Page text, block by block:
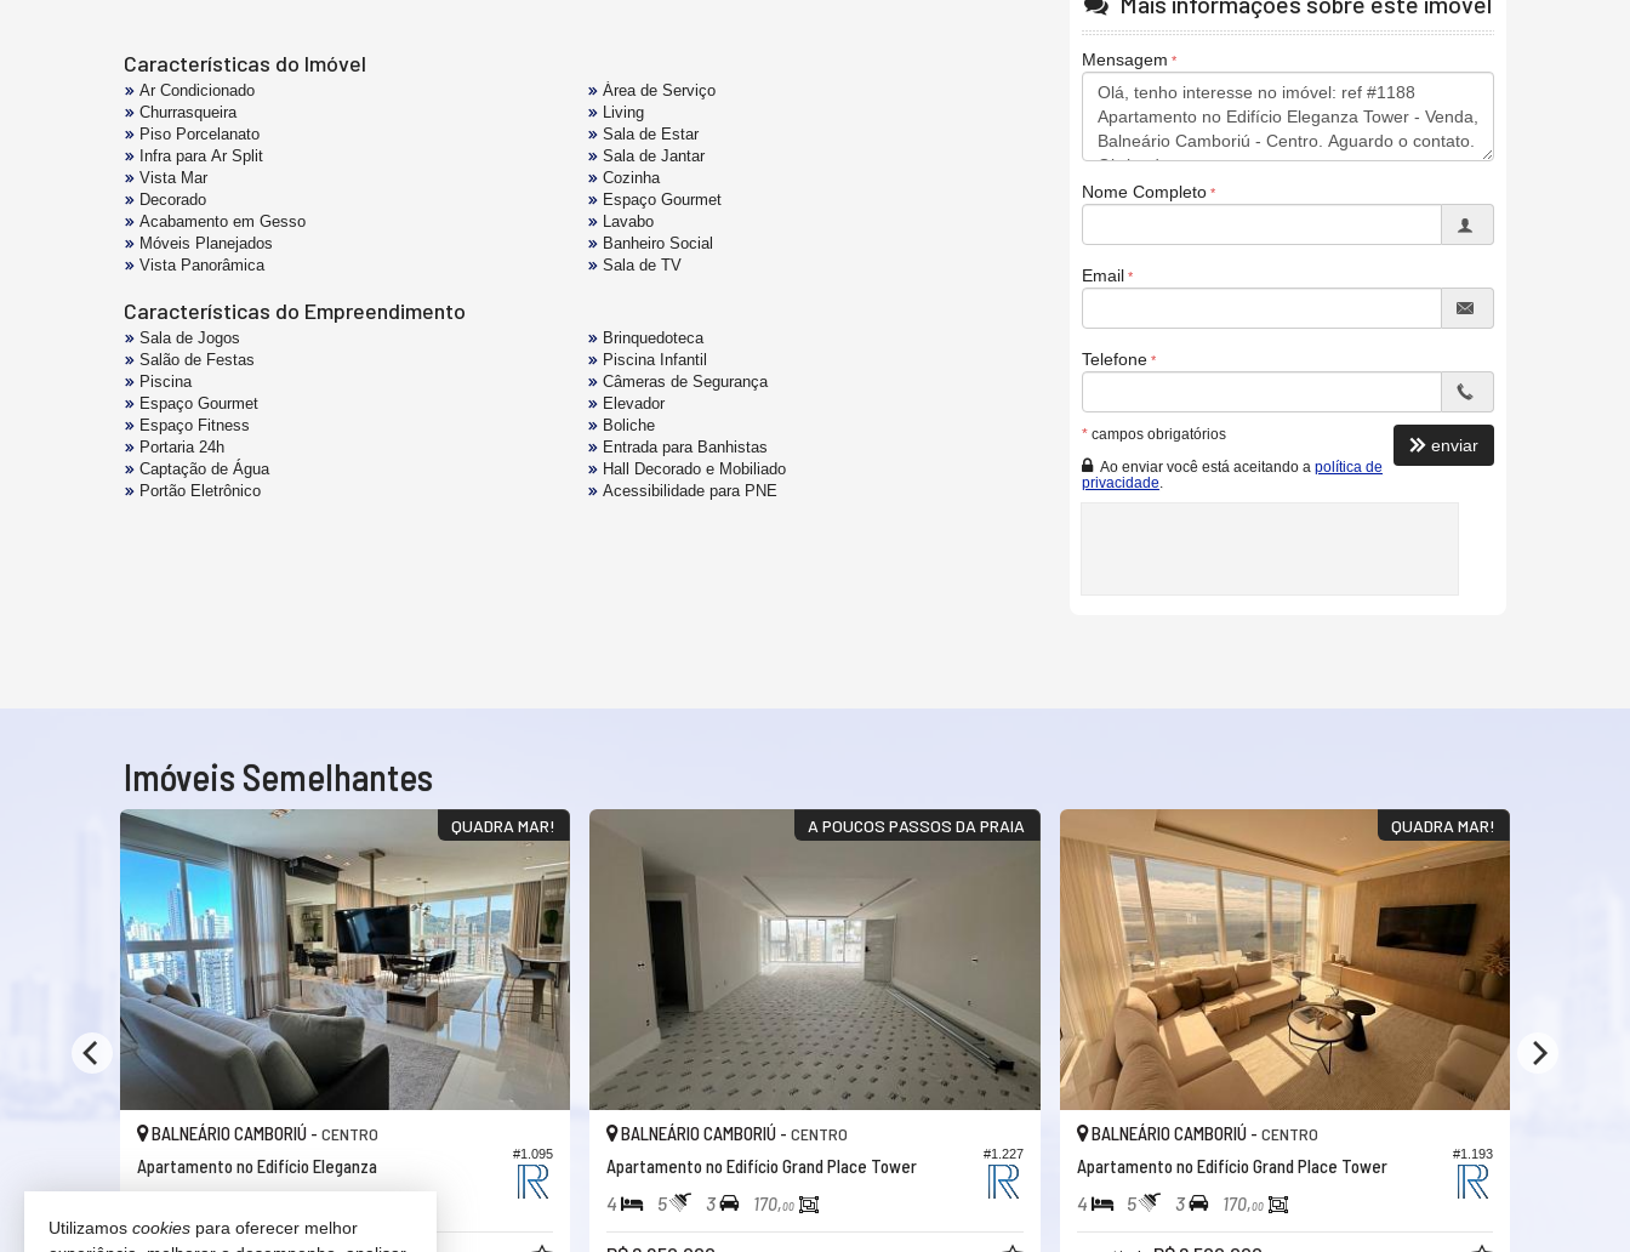
Características do Imóvel
Ar Condicionado
Churrasqueira
Piso Porcelanato
Infra para Ar Split
Vista Mar
Decorado
Acabamento em Gesso
Móveis Planejados
Vista Panorâmica
Área de Serviço
Living
Sala de Estar
Sala de Jantar
Cozinha
Espaço Gourmet
Lavabo
Banheiro Social
Sala de TV
Características do Empreendimento
Sala de Jogos
Salão de Festas
Piscina
Espaço Gourmet
Espaço Fitness
Portaria 24h
Captação de Água
Portão Eletrônico
Brinquedoteca
Piscina Infantil
Câmeras de Segurança
Elevador
Boliche
Entrada para Banhistas
Hall Decorado e Mobiliado
Acessibilidade para PNE
Mensagem
Nome Completo
Email
Telefone
* campos obrigatórios
Ao enviar você está aceitando a política de
privacidade
enviar
Imóveis Semelhantes
QUADRA MAR!
#1.095
BALNEÁRIO CAMBORIÚ - CENTRO
Apartamento no Edifício Eleganza
A POUCOS PASSOS DA PRAIA
#1.227
BALNEÁRIO CAMBORIÚ -CENTRO
Apartamento no Edifício Grand Place Tower
4 5 3 170,00
QUADRA MAR!
#1.193
BALNEÁRIO CAMBORIÚ - CENTRO
Apartamento no Edifício Grand Place Tower
4 5 3 170,00
Utilizamos cookies para oferecer melhor